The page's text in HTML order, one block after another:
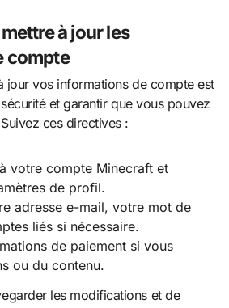
à jour les
compte
jour vos informations de compte est
et garantir que vous pouvez
ces directives :
votre compte Minecraft et
de profil.
adresse e-mail, votre mot de
liés si nécessaire.
de paiement si vous
ou du contenu.
les modifications et de